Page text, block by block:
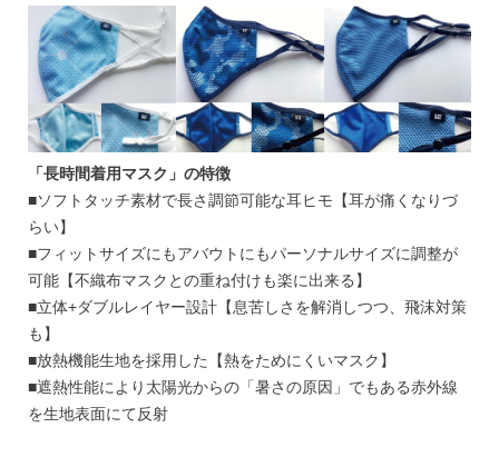
「長時間着用マスク」の特徴
■ソフトタッチ素材で長さ調節可能な耳ヒモ【耳が痛くなりづ
らい】
■フィットサイズにもアバウトにもパーソナルサイズに調整が
可能【不織布マスクとの重ね付けも楽に出来る】
■立体+ダブルレイヤー設計【息苦しさを解消しつつ、飛沫対策
も】
■放熱機能生地を採用した【熱をためにくいマスク】
■遮熱性能により太陽光からの「暑さの原因」でもある赤外線
を生地表面にて反射